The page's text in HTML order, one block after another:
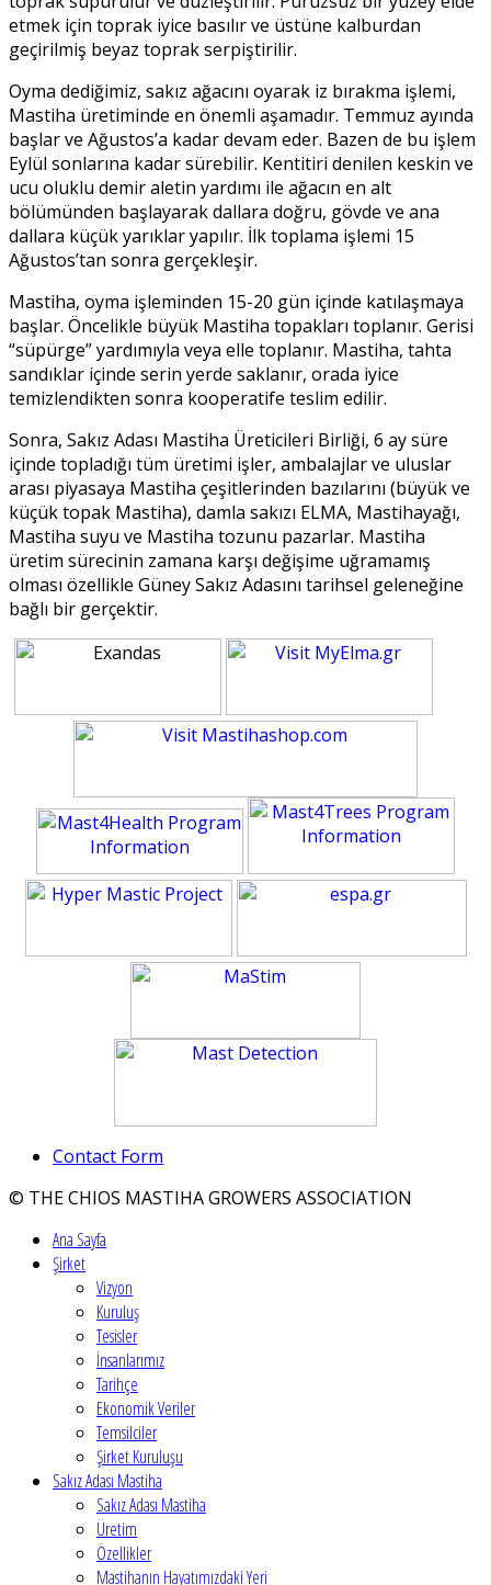
etmek için toprak iyice basılır ve üstüne kalburdan
geçirilmiş beyaz toprak serpiştirilir.
Oyma dediğimiz, sakız ağacını oyarak iz bırakma işlemi,
Mastiha üretiminde en önemli aşamadır. Temmuz ayında
başlar ve Ağustos’a kadar devam eder. Bazen de bu işlem
Eylül sonlarına kadar sürebilir. Kentitiri denilen keskin ve
ucu oluklu demir aletin yardımı ile ağacın en alt
bölümünden başlayarak dallara doğru, gövde ve ana
dallara küçük yarıklar yapılır. İlk toplama işlemi 15
Ağustos’tan sonra gerçekleşir.
Mastiha, oyma işleminden 15-20 gün içinde katılaşmaya
başlar. Öncelikle büyük Mastiha topakları toplanır. Gerisi
“süpürge” yardımıyla veya elle toplanır. Mastiha, tahta
sandıklar içinde serin yerde saklanır, orada iyice
temizlendikten sonra kooperatife teslim edilir.
Sonra, Sakız Adası Mastiha Üreticileri Birliği, 6 ay süre
içinde topladığı tüm üretimi işler, ambalajlar ve uluslar
arası piyasaya Mastiha çeşitlerinden bazılarını (büyük ve
küçük topak Mastiha), damla sakızı ELMA, Mastihayağı,
Mastiha suyu ve Mastiha tozunu pazarlar. Mastiha
üretim sürecinin zamana karşı değişime uğramamış
olması özellikle Güney Sakız Adasını tarihsel geleneğine
bağlı bir gerçektir.
Contact Form
© THE CHIOS MASTIHA GROWERS ASSOCIATION
Ana Sayfa
Şirket
Vizyon
Kuruluş
Tesisler
İnsanlarımız
Tarihçe
Ekonomik Veriler
Temsilciler
Şirket Kuruluşu
Sakız Adası Mastiha
Sakız Adası Mastiha
Üretim
Özellikler
Mastihanın Hayatımızdaki Yeri